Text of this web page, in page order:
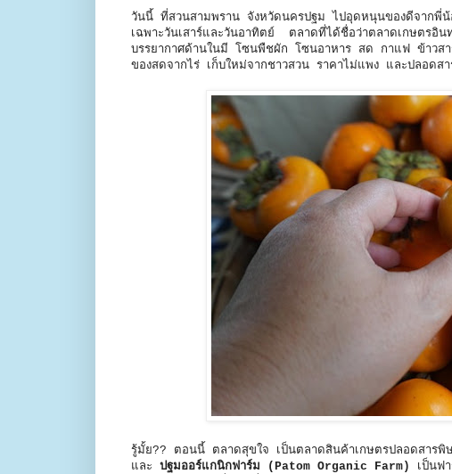
วันนี้ ที่สวนสามพราน จังหวัดนครปฐม ไปอุดหนุนของดีจากพี่
เฉพาะวันเสาร์และวันอาทิตย์ ตลาดที่ได้ชื่อว่าตลาดเกษต
บรรยากาศด้านในมี โซนพืชผัก โซนอาหาร สด กาแฟ ข้าวส
ของสดจากไร่ เก็บใหม่จากชาวสวน ราคาไม่แพง และปลอดสา
รู้มั้ย?? ตอนนี้ ตลาดสุขใจ เป็นตลาดสินค้าเกษตรปลอดสารพิ
และ ปฐมออร์แกนิกฟาร์ม (Patom Organic Farm)
เป็นฟ